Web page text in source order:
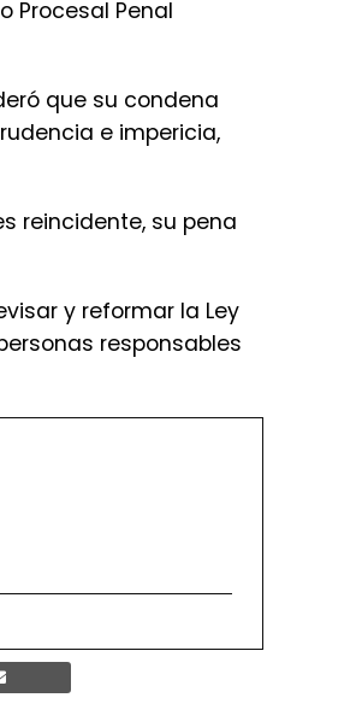
e impericia,
reincidente, su pena
responsables